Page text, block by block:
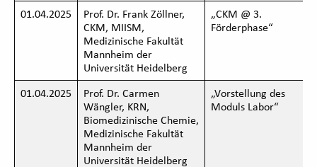
01.04.2025
Prof. Dr. Frank Zöllner,
CKM, MIISM,
Medizinische Fakultät
Mannheim der
Universität Heidelberg
„CKM @ 3.
Förderphase“
01.04.2025
Prof. Dr. Carmen
Wängler, KRN,
Biomedizinische Chemie,
Medizinische Fakultät
Mannheim der
Universität Heidelberg
„Vorstellung des
Moduls Labor“